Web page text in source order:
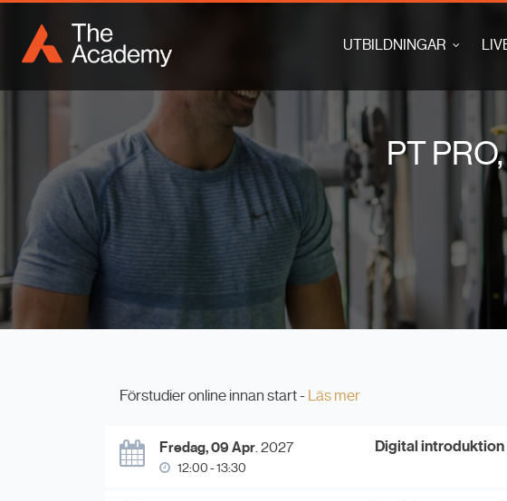
UTBILDNINGAR
PT
Förstudier online innan start - Läs mer
Fredag, 09 Apr. 2027
12:00 - 13:30
Digital introduktion